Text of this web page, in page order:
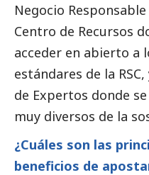
Negocio
Centro de Recursos
acceder en abierto a
estándares de la
de Expertos donde
muy diversos de la
¿Cuáles son las
beneficios de